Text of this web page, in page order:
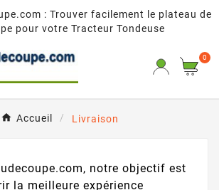
: Trouver facilement le plateau de
pour votre Tracteur Tondeuse
0
Accueil Livraison
notre objectif est
la meilleure expérience